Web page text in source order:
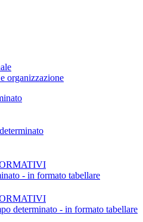
organizzazione
- in formato tabellare
determinato - in formato tabellare